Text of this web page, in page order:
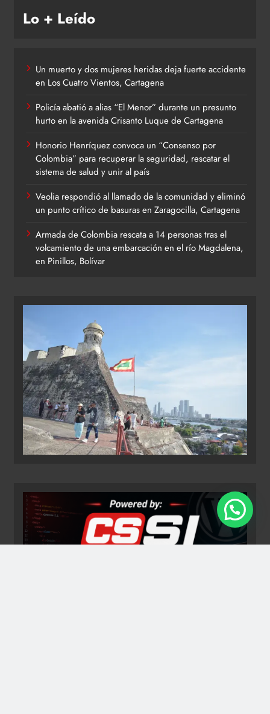
Lo + Leído
Un muerto y dos mujeres heridas deja fuerte accidente
en Los Cuatro Vientos, Cartagena
Policía abatió a alias “El Menor” durante un presunto
hurto en la avenida Crisanto Luque de Cartagena
Honorio Henríquez convoca un “Consenso por
Colombia” para recuperar la seguridad, rescatar el
sistema de salud y unir al país
Veolia respondió al llamado de la comunidad y eliminó
un punto crítico de basuras en Zaragocilla, Cartagena
Armada de Colombia rescata a 14 personas tras el
volcamiento de una embarcación en el río Magdalena,
en Pinillos, Bolívar